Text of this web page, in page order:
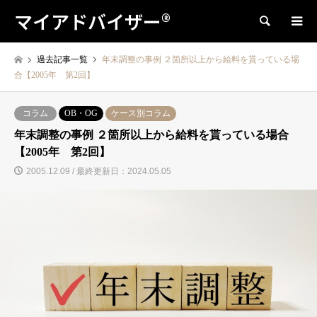
マイアドバイザー® 検索
過去記事一覧
年末調整の事例 ２箇所以上から給料を貰っている場
合【2005年 第2回】
コラム OB・OG ケース別コラム
年末調整の事例 ２箇所以上から給料を貰っている場合
【2005年 第2回】
2005.12.09 / 最終更新日：2024.05.05